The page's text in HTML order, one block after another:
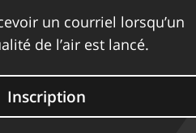
un courriel lorsqu’un
de l’air est lancé.
Inscription